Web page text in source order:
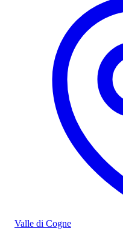
Valle di Cogne